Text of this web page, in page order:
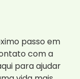
passo em
com a
para ajudar